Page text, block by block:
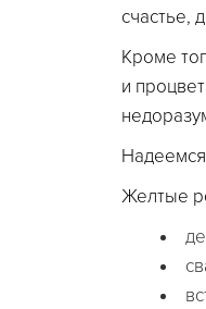
счастье,
Кроме
и
Желтые